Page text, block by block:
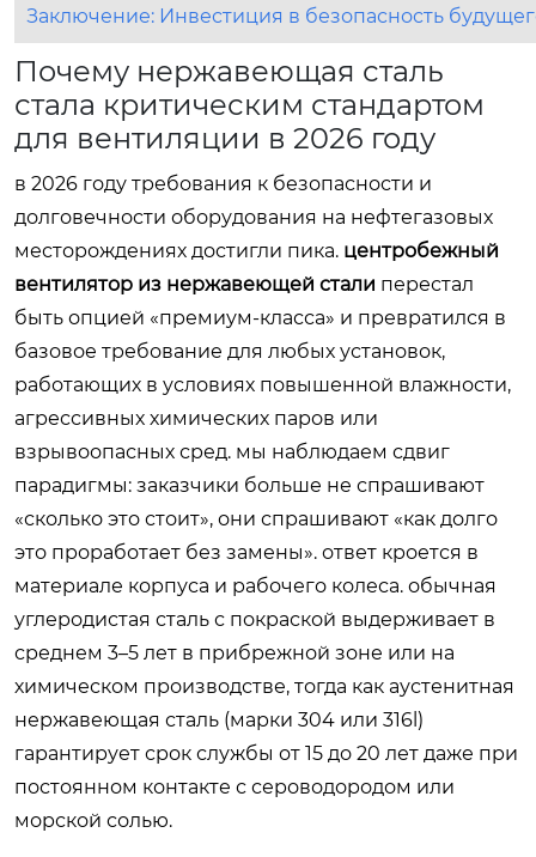
Заключение: Инвестиция в безопасность
Почему нержавеющая сталь
стала критическим стандартом
для вентиляции в 2026 году
в 2026 году требования к безопасности и
долговечности оборудования на нефтегазовых
месторождениях достигли пика. центробежный
вентилятор из нержавеющей стали перестал
быть опцией «премиум-класса» и превратился в
базовое требование для любых установок,
работающих в условиях повышенной влажности,
агрессивных химических паров или
взрывоопасных сред. мы наблюдаем сдвиг
парадигмы: заказчики больше не спрашивают
«сколько это стоит», они спрашивают «как долго
это проработает без замены». ответ кроется в
материале корпуса и рабочего колеса. обычная
углеродистая сталь с покраской выдерживает в
среднем 3–5 лет в прибрежной зоне или на
химическом производстве, тогда как аустенитная
нержавеющая сталь (марки 304 или 316l)
гарантирует срок службы от 15 до 20 лет даже при
постоянном контакте с сероводородом или
морской солью.